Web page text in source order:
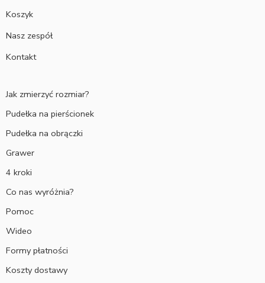
Koszyk
Nasz zespół
Kontakt
Jak zmierzyć rozmiar?
Pudełka na pierścionek
Pudełka na obrączki
Grawer
4 kroki
Co nas wyróżnia?
Pomoc
Wideo
Formy płatności
Koszty dostawy